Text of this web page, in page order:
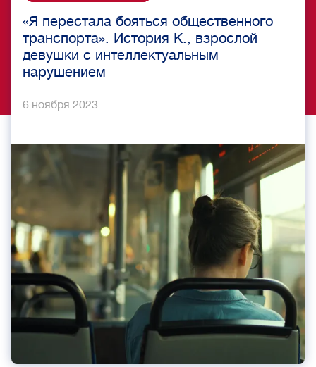
«Я перестала бояться общественного
транспорта». История К., взрослой
девушки с интеллектуальным
нарушением
6 ноября 2023